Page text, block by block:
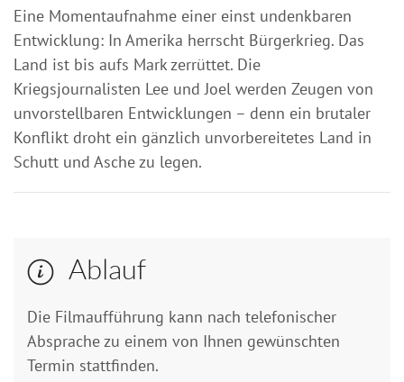
Eine Momentaufnahme einer einst undenkbaren
Entwicklung: In Amerika herrscht Bürgerkrieg. Das
Land ist bis aufs Mark zerrüttet. Die
Kriegsjournalisten Lee und Joel werden Zeugen von
unvorstellbaren Entwicklungen – denn ein brutaler
Konflikt droht ein gänzlich unvorbereitetes Land in
Schutt und Asche zu legen.
Ablauf
Die Filmaufführung kann nach telefonischer
Absprache zu einem von Ihnen gewünschten
Termin stattfinden.